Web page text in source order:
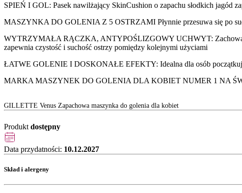
SPIEŃ I GOL: Pasek nawilżający SkinCushion o zapachu słodkich jagód
MASZYNKA DO GOLENIA Z 5 OSTRZAMI Płynnie przesuwa się po
WYTRZYMAŁA RĄCZKA, ANTYPOŚLIZGOWY UCHWYT: Zachowaj
zapewnia czystość i suchość ostrzy pomiędzy kolejnymi użyciami
ŁATWE GOLENIE I DOSKONAŁE EFEKTY: Idealna dla osób
MARKA MASZYNEK DO GOLENIA DLA KOBIET NUMER 1 NA
GILLETTE Venus Zapachowa maszynka do golenia dla kobiet
Produkt dostępny
Data przydatności: 10.12.2027
Skład i alergeny